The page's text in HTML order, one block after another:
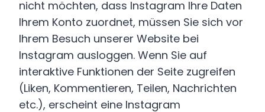
nicht möchten, dass Instagram Ihre Daten
Ihrem Konto zuordnet, müssen Sie sich vor
Ihrem Besuch unserer Website bei
Instagram ausloggen. Wenn Sie auf
interaktive Funktionen der Seite zugreifen
(Liken, Kommentieren, Teilen, Nachrichten
etc.), erscheint eine Instagram